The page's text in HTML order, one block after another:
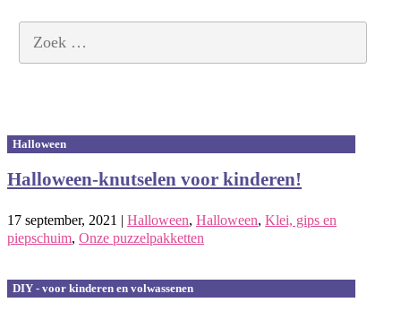
Halloween
Halloween-knutselen voor kinderen!
17 september, 2021 | Halloween, Halloween, Klei, gips en
piepschuim, Onze puzzelpakketten
DIY - voor kinderen en volwassenen